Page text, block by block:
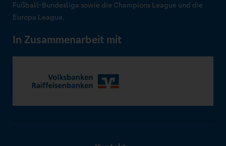
Fußball-Bundesliga sowie die Champions League und die
Europa League.
In Zusammenarbeit mit